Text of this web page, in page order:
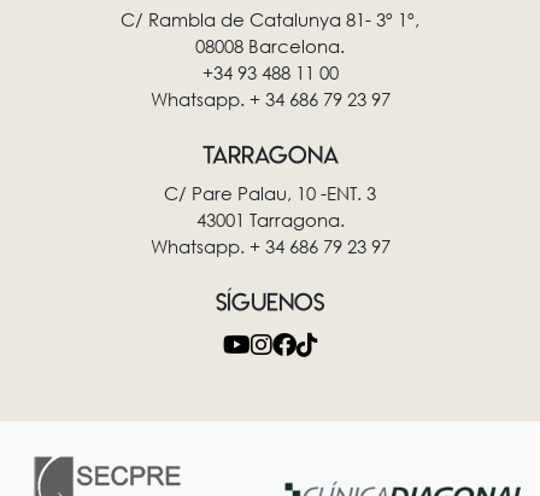
C/ Rambla de Catalunya 81- 3º 1º,
08008 Barcelona.
+34 93 488 11 00
Whatsapp. + 34 686 79 23 97
TARRAGONA
C/ Pare Palau, 10 -ENT. 3
43001 Tarragona.
Whatsapp. + 34 686 79 23 97
SÍGUENOS